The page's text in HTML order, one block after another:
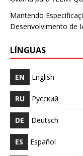
Mantendo
Desenvolvimento de
LÍNGUAS
EN English
RU Русский
DE Deutsch
ES Español